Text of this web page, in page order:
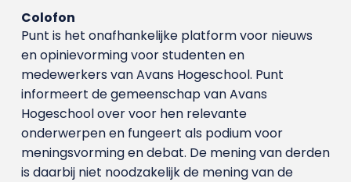
Colofon
Punt is het onafhankelijke platform voor nieuws
en opinievorming voor studenten en
medewerkers van Avans Hoge­school. Punt
informeert de gemeenschap van Avans
Hogeschool over voor hen relevante
onderwerpen en fungeert als podium voor
meningsvorming en debat. De mening van derden
is daarbij niet noodzakelijk de mening van de